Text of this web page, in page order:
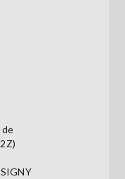
de